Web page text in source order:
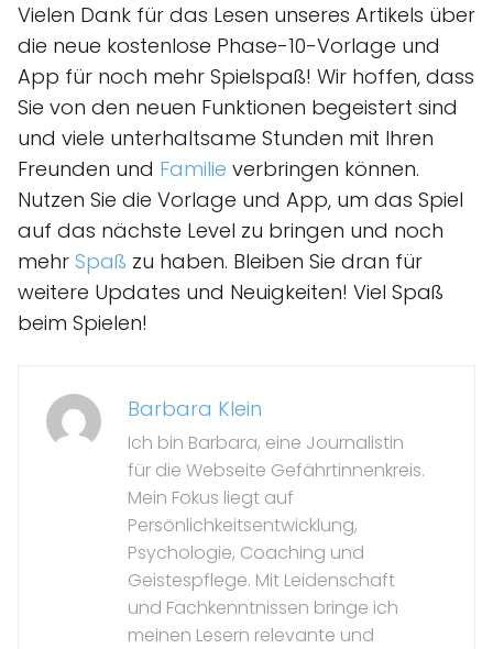
Vielen Dank für das Lesen unseres Artikels über
die neue kostenlose Phase-10-Vorlage und
App für noch mehr Spielspaß! Wir hoffen, dass
Sie von den neuen Funktionen begeistert sind
und viele unterhaltsame Stunden mit Ihren
Freunden und Familie verbringen können.
Nutzen Sie die Vorlage und App, um das Spiel
auf das nächste Level zu bringen und noch
mehr Spaß zu haben. Bleiben Sie dran für
weitere Updates und Neuigkeiten! Viel Spaß
beim Spielen!
Barbara Klein
Ich bin Barbara, eine Journalistin
für die Webseite Gefährtinnenkreis.
Mein Fokus liegt auf
Persönlichkeitsentwicklung,
Psychologie, Coaching und
Geistespflege. Mit Leidenschaft
und Fachkenntnissen bringe ich
meinen Lesern relevante und